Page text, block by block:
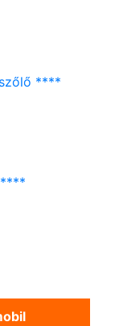
****